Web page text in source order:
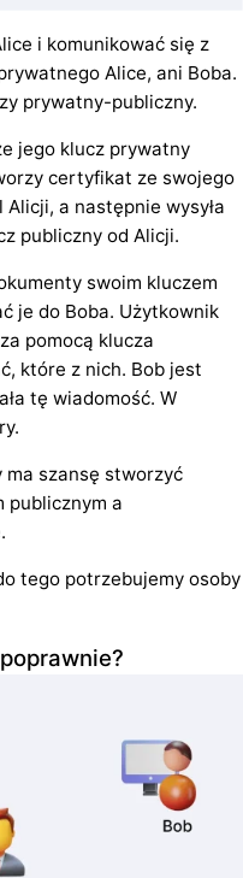
i komunikować się z
Alice, ani Boba.
prywatny-publiczny.
jego klucz prywatny
certyfikat ze swojego
a następnie wysyła
publiczny od Alicji.
swoim kluczem
je do Boba. Użytkownik
pomocą klucza
które z nich. Bob jest
tę wiadomość. W
ma szansę stworzyć
publicznym a
tego potrzebujemy osoby